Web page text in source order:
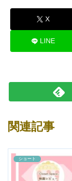
X
LINE
関連記事
ショート